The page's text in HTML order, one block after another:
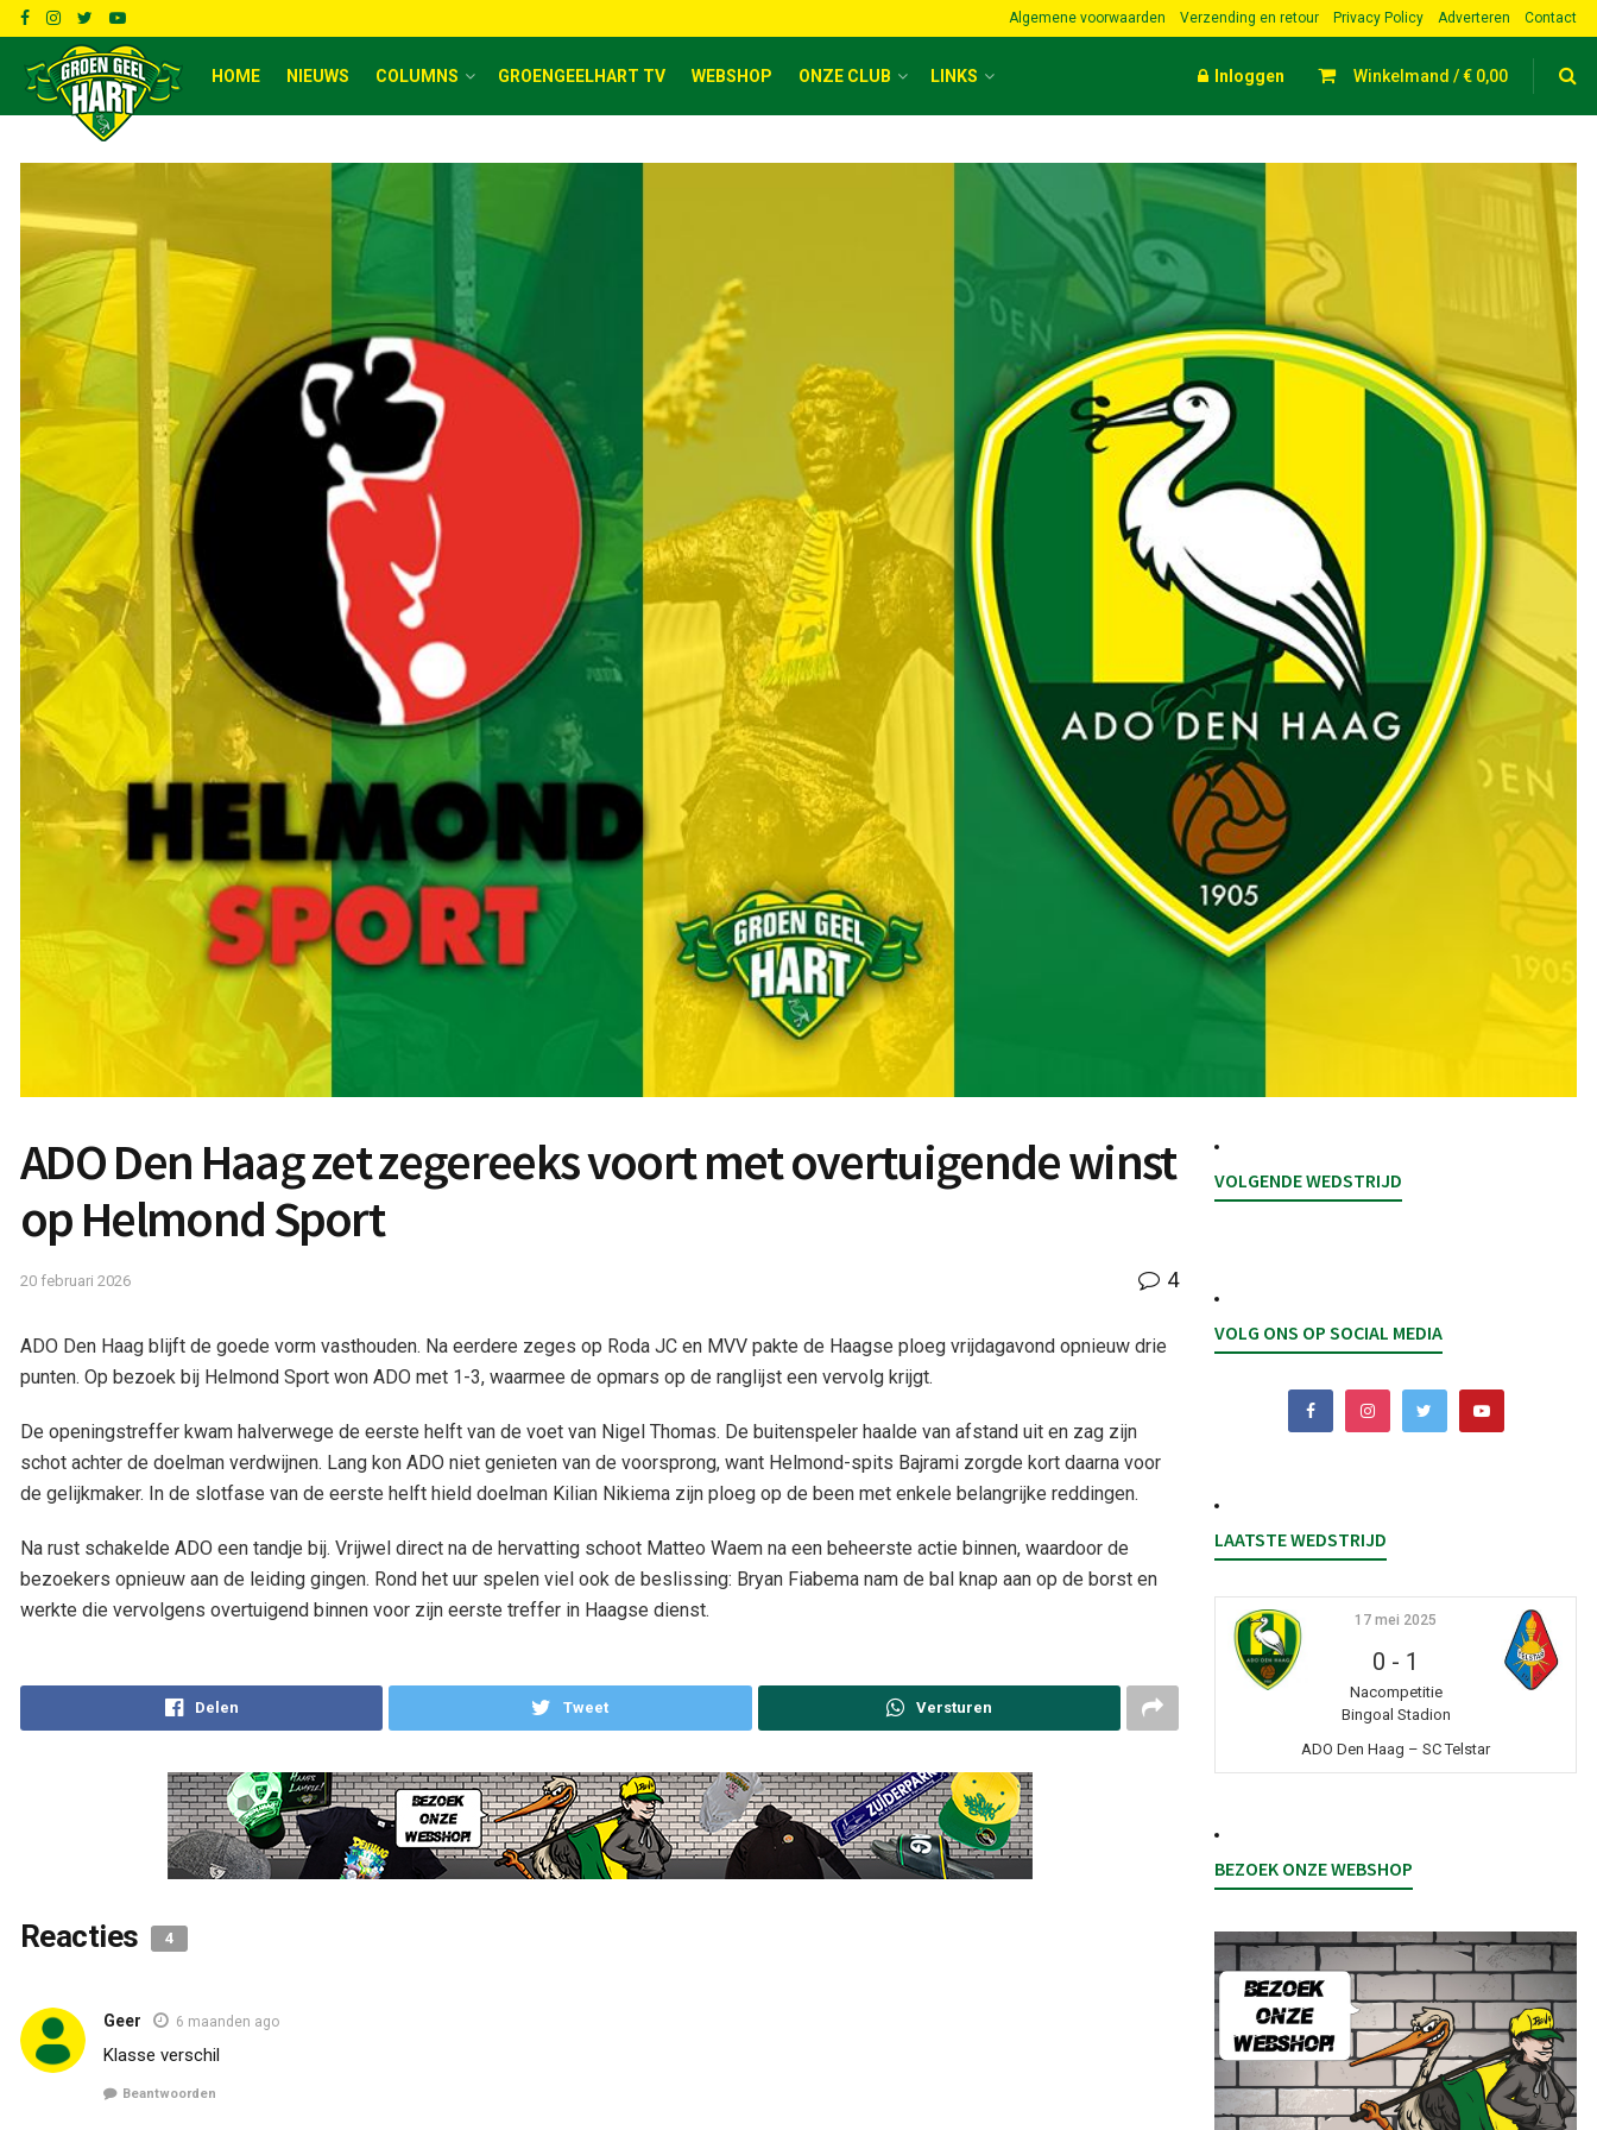
Algemene voorwaarden Verzending en retour Privacy Policy Adverteren Contact
HOME NIEUWS COLUMNS GROENGEELHART TV WEBSHOP ONZE CLUB LINKS Inloggen Winkelmand /€ 0,00
ADO Den Haag zet zegereeks voort met overtuigende winst
op Helmond Sport
20 februari 2026 4
ADO Den Haag blijft de goede vorm vasthouden. Na eerdere zeges op Roda JC en MVV pakte de Haagse ploeg vrijdagavond opnieuw drie
punten. Op bezoek bij Helmond Sport won ADO met 1-3, waarmee de opmars op de ranglijst een vervolg krijgt.
De openingstreffer kwam halverwege de eerste helft van de voet van Nigel Thomas. De buitenspeler haalde van afstand uit en zag zijn
schot achter de doelman verdwijnen. Lang kon ADO niet genieten van de voorsprong, want Helmond-spits Bajrami zorgde kort daarna voor
de gelijkmaker. In de slotfase van de eerste helft hield doelman Kilian Nikiema zijn ploeg op de been met enkele belangrijke reddingen.
Na rust schakelde ADO een tandje bij. Vrijwel direct na de hervatting schoot Matteo Waem na een beheerste actie binnen, waardoor de
bezoekers opnieuw aan de leiding gingen. Rond het uur spelen viel ook de beslissing: Bryan Fiabema nam de bal knap aan op de borst en
werkte die vervolgens overtuigend binnen voor zijn eerste treffer in Haagse dienst.
Tweet
Reacties 4
Geer 6 maanden ago
Klasse verschil
Beantwoorden
VOLGENDE WEDSTRIJD
VOLG ONS OP SOCIAL MEDIA
LAATSTE WEDSTRIJD
17 mei 2025
0 - 1
Nacompetitie
Bingoal Stadion
ADO Den Haag – SC Telstar
BEZOEK ONZE WEBSHOP